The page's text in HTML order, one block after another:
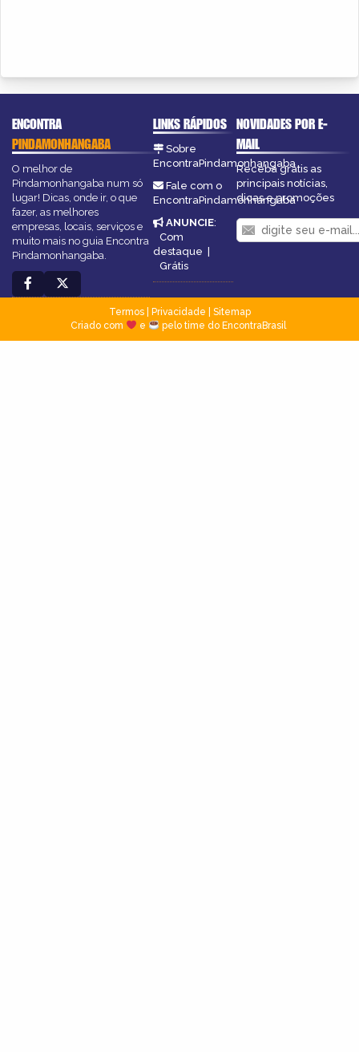
ENCONTRA
PINDAMONHANGABA
O melhor de
Pindamonhangaba num só
lugar! Dicas, onde ir, o que
fazer, as melhores
empresas, locais, serviços e
muito mais no guia Encontra
Pindamonhangaba.
LINKS RÁPIDOS
Sobre
EncontraPindamonhangaba
Fale com o
EncontraPindamonhangaba
ANUNCIE:
Com
destaque |
Grátis
NOVIDADES POR E-
MAIL
Receba grátis as
principais notícias,
dicas e promoções
Termos| Privacidade
Sitemap
Criado com
e pelo time do EncontraBrasil